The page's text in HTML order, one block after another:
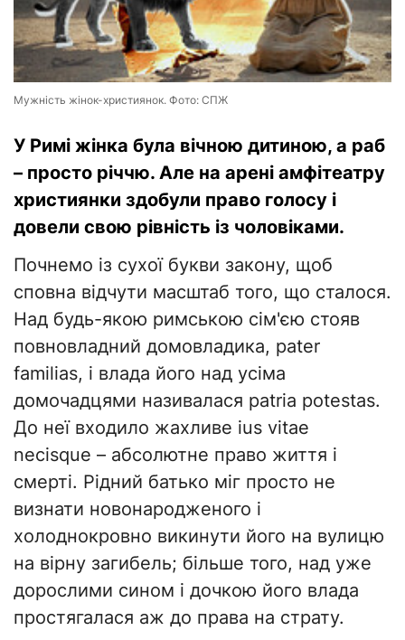
Мужність жінок-християнок. Фото: СПЖ
​У Римі жінка була вічною дитиною, а раб
– просто річчю. Але на арені амфітеатру
християнки здобули право голосу і
довели свою рівність із чоловіками.
​Почнемо із сухої букви закону, щоб
сповна відчути масштаб того, що сталося.
Над будь-якою римською сім'єю стояв
повновладний домовладика, pater
familias, і влада його над усіма
домочадцями називалася patria potestas.
До неї входило жахливе ius vitae
necisque – абсолютне право життя і
смерті. Рідний батько міг просто не
визнати новонародженого і
холоднокровно викинути його на вулицю
на вірну загибель; більше того, над уже
дорослими сином і дочкою його влада
простягалася аж до права на страту.